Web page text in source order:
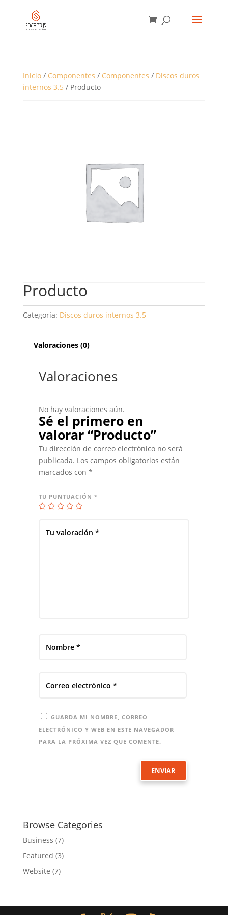
PRODUCTOS
Inicio/ Componentes / Componentes / Discos duros
internos 3.5 / Producto
Producto
Categoría: Discos duros internos 3.5
Valoraciones (0)
Valoraciones
No hay valoraciones aún.
Sé el primero en
valorar “Producto”
Tu dirección de correo electrónico no será
publicada. Los campos obligatorios están
marcados con *
TU PUNTUACIÓN *
GUARDA MI NOMBRE, CORREO
ELECTRÓNICO Y WEB EN ESTE NAVEGADOR
PARA LA PRÓXIMA VEZ QUE COMENTE.
Browse Categories
Business (7)
Featured (3)
Website (7)